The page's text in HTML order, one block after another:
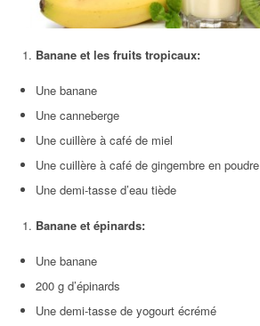
Banane et les fruits tropicaux:
Une banane
Une canneberge
Une cuillère à café de miel
Une cuillère à café de gingembre en poudre
Une demi-tasse d’eau tiède
Banane et épinards:
Une banane
200 g d’épinards
Une demi-tasse de yogourt écrémé